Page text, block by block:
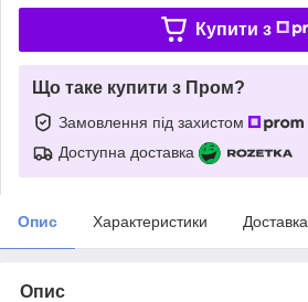
Купити з
Що таке купити з Пром?
Замовлення під захистом
Доступна доставка
Опис Характеристики Доставка
Опис